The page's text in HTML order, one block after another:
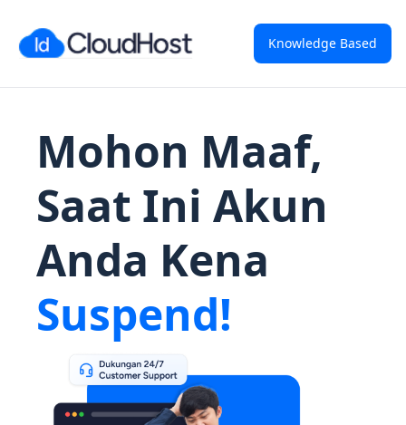
Knowledge Based
Mohon Maaf,
Saat Ini Akun
Anda Kena
Suspend!